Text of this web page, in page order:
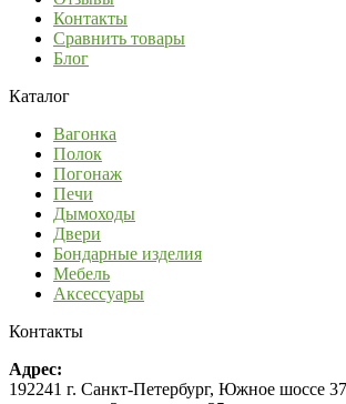
Контакты
Сравнить товары
Блог
Каталог
Вагонка
Полок
Погонаж
Печи
Дымоходы
Двери
Бондарные изделия
Мебель
Аксессуары
Контакты
Адрес:
192241 г. Санкт-Петербург, Южное шоссе